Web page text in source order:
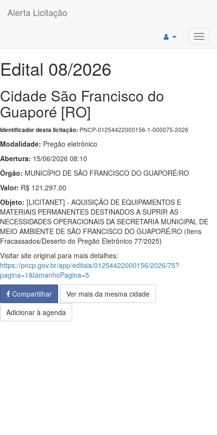
Alerta Licitação
Edital 08/2026
Cidade São Francisco do
Guaporé [RO]
Identificador desta licitação: PNCP-01254422000156-1-000075-2026
Modalidade: Pregão eletrônico
Abertura: 15/06/2026 08:10
Órgão: MUNICÍPIO DE SÃO FRANCISCO DO GUAPORÉ/RO
Valor: R$ 121.297,00
Objeto: [LICITANET] - AQUISIÇÃO DE EQUIPAMENTOS E
MATERIAIS PERMANENTES DESTINADOS A SUPRIR AS
NECESSIDADES OPERACIONAIS DA SECRETARIA MUNICIPAL DE
MEIO AMBIENTE DE SÃO FRANCISCO DO GUAPORÉ/RO (Itens
Fracassados/Deserto do Pregão Eletrônico 77/2025)
Visitar site original para mais detalhes:
https://pncp.gov.br/app/editais/01254422000156/2026/75?
pagina=1&tamanhoPagina=5
Compartilhar
Ver mais da mesma cidade
Adicionar à agenda